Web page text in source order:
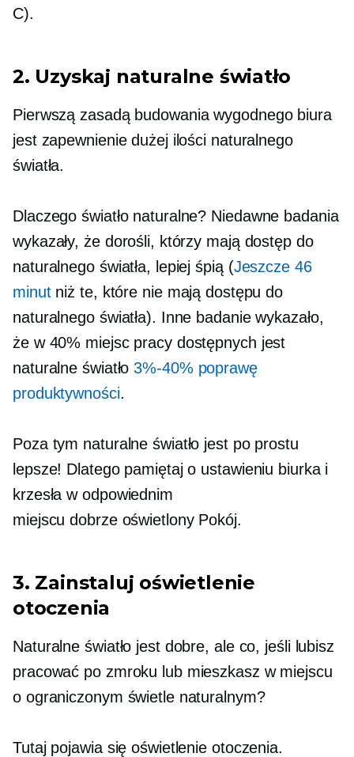
C).
2. Uzyskaj naturalne światło
Pierwszą zasadą budowania wygodnego biura
jest zapewnienie dużej ilości naturalnego
światła.
Dlaczego światło naturalne? Niedawne badania
wykazały, że dorośli, którzy mają dostęp do
naturalnego światła, lepiej śpią (Jeszcze 46
minutniż te, które nie mają dostępu do
naturalnego światła). Inne badanie wykazało,
że w 40% miejsc pracy dostępnych jest
naturalne światło3%-40% poprawę
produktywności.
Poza tym naturalne światło jest po prostu
lepsze! Dlatego pamiętaj o ustawieniu biurka i
krzesła w odpowiednim
miejscudobrze oświetlonyPokój.
3. Zainstaluj oświetlenie
otoczenia
Naturalne światło jest dobre, ale co, jeśli lubisz
pracować po zmroku lub mieszkasz w miejscu
o ograniczonym świetle naturalnym?
Tutaj pojawia się oświetlenie otoczenia.